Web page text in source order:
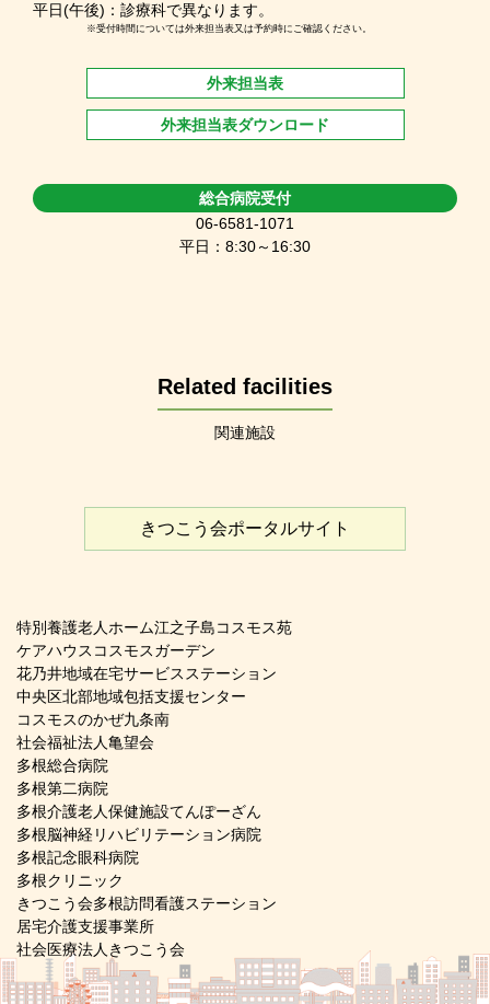
平日(午後)：診療科で異なります。
※受付時間については外来担当表又は予約時にご確認ください。
外来担当表
外来担当表ダウンロード
総合病院受付
06-6581-1071
平日：8:30～16:30
Related facilities
関連施設
きつこう会ポータルサイト
特別養護老人ホーム江之子島コスモス苑
ケアハウスコスモスガーデン
花乃井地域在宅サービスステーション
中央区北部地域包括支援センター
コスモスのかぜ九条南
社会福祉法人亀望会
多根総合病院
多根第二病院
多根介護老人保健施設てんぽーざん
多根脳神経リハビリテーション病院
多根記念眼科病院
多根クリニック
きつこう会多根訪問看護ステーション
居宅介護支援事業所
社会医療法人きつこう会